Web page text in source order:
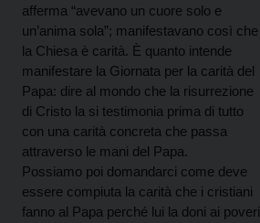
afferma “avevano un cuore solo e
un’anima sola”; manifestavano così che
la Chiesa è carità. È quanto intende
manifestare la Giornata per la carità del
Papa: dire al mondo che la risurrezione
di Cristo la si testimonia prima di tutto
con una carità concreta che passa
attraverso le mani del Papa.
Possiamo poi domandarci come deve
essere compiuta la carità che i cristiani
fanno al Papa perché lui la doni ai poveri